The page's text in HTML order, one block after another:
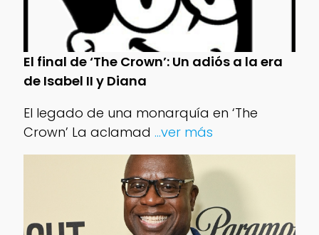
El final de ‘The Crown’: Un adiós a la era
de Isabel II y Diana
El legado de una monarquía en ‘The
Crown’ La aclamad ...ver más